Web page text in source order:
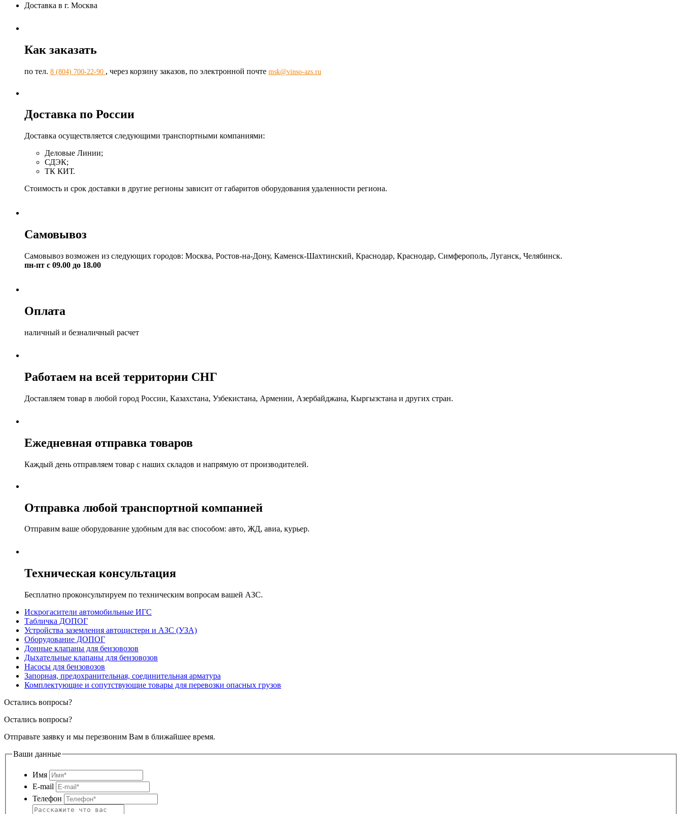
Доставка в г. Москва
Как заказать
по тел. 8 (804) 700-22-90 , через корзину заказов, по электронной почте msk@vinso-azs.ru
Доставка по России
Доставка осуществляется следующими транспортными компаниями:
Деловые Линии;
СДЭК;
ТК КИТ.
Стоимость и срок доставки в другие регионы зависит от габаритов оборудования удаленности региона.
Самовывоз
Самовывоз возможен из следующих городов: Москва, Ростов-на-Дону, Каменск-Шахтинский, Краснодар, Краснодар, Симферополь, Луганск, Челябинск.
пн-пт с 09.00 до 18.00
Оплата
наличный и безналичный расчет
Работаем на всей территории СНГ
Доставляем товар в любой город России, Казахстана, Узбекистана, Армении, Азербайджана, Кыргызстана и других стран.
Ежедневная отправка товаров
Каждый день отправляем товар с наших складов и напрямую от производителей.
Отправка любой транспортной компанией
Отправим ваше оборудование удобным для вас способом: авто, ЖД, авиа, курьер.
Техническая консультация
Бесплатно проконсультируем по техническим вопросам вашей АЗС.
Искрогасители автомобильные ИГС
Табличка ДОПОГ
Устройства заземления автоцистерн и АЗС (УЗА)
Оборудование ДОПОГ
Донные клапаны для бензовозов
Дыхательные клапаны для бензовозов
Насосы для бензовозов
Запорная, предохранительная, соединительная арматура
Комплектующие и сопутствующие товары для перевозки опасных грузов
Остались вопросы?
Остались вопросы?
Отправьте заявку и мы перезвоним Вам в ближайшее время.
Ваши данные
Имя
E-mail
Телефон